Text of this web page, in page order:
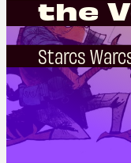
the
Starcs